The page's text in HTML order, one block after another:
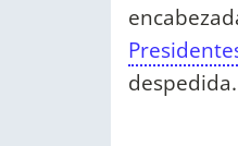
despedida.